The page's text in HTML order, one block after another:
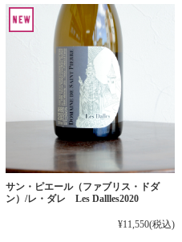
サン・ピエール（ファブリス・ドダ
ン）/レ・ダレ Les Dallles2020
¥11,550(税込)